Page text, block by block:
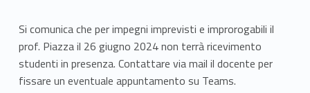
Si comunica che per impegni imprevisti e improrogabili il
prof. Piazza il 26 giugno 2024 non terrà ricevimento
studenti in presenza. Contattare via mail il docente per
fissare un eventuale appuntamento su Teams.